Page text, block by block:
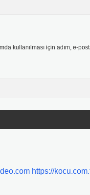
kullanılması için adım, e-
https://